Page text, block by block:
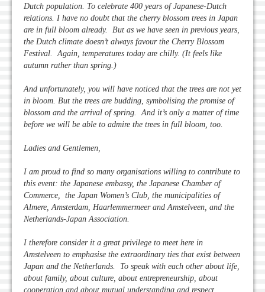
Dutch population. To celebrate 400 years of Japanese-Dutch
relations. I have no doubt that the cherry blossom trees in Japan
are in full bloom already. But as we have seen in previous years,
the Dutch climate doesn’t always favour the Cherry Blossom
Festival. Again, temperatures today are chilly. (It feels like
autumn rather than spring.)
And unfortunately, you will have noticed that the trees are not yet
in bloom. But the trees are budding, symbolising the promise of
blossom and the arrival of spring. And it’s only a matter of time
before we will be able to admire the trees in full bloom, too.
Ladies and Gentlemen,
I am proud to find so many organisations willing to contribute to
this event: the Japanese embassy, the Japanese Chamber of
Commerce, the Japan Women’s Club, the municipalities of
Almere, Amsterdam, Haarlemmermeer and Amstelveen, and the
Netherlands-Japan Association.
I therefore consider it a great privilege to meet here in
Amstelveen to emphasise the extraordinary ties that exist between
Japan and the Netherlands. To speak with each other about life,
about family, about culture, about entrepreneurship, about
cooperation and about mutual understanding and respect.